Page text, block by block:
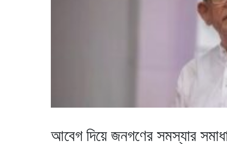
আবেগ দিয়ে জনগণের সমস্যার